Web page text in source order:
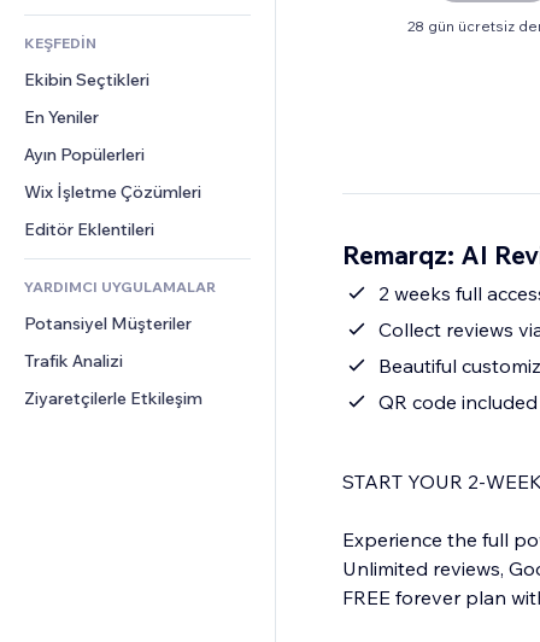
Site Listeleri
E-posta
Muhasebe
Kuponlar ve Müşteri Sadakati
Depolama Çözümleri
Emlak
Randevular
Podcast
Fotoğrafçılık
Video
PDF
Dosya Paylaşımı
Haberler
Gizlilik ve Güvenlik
Saat
Sayfa Şablonları
Görüntü Efektleri
Düğmeler ve Menüler
Afişler ve Rozetler
Hesap Makineleri
Arama
Hava Durumu
Grafik ve Tablolar
Formlar
Blog
Anketler
Sohbet
Yorumlar
Telefon
Topluluk
Değerlendirmeler ve Müşteri
KEŞFEDİN
Ekibin Seçtikleri
En Yeniler
Ayın Popülerleri
Wix İşletme Çözümleri
Editör Eklentileri
YARDIMCI UYGULAMALAR
Potansiyel Müşteriler
Trafik Analizi
Ziyaretçilerle Etkileşim
28 gün ücretsiz
Remarqz: AI
2 weeks full
Collect reviews
Beautiful
QR code
START YOUR 2-
Experience the full
Unlimited reviews,
FREE forever plan